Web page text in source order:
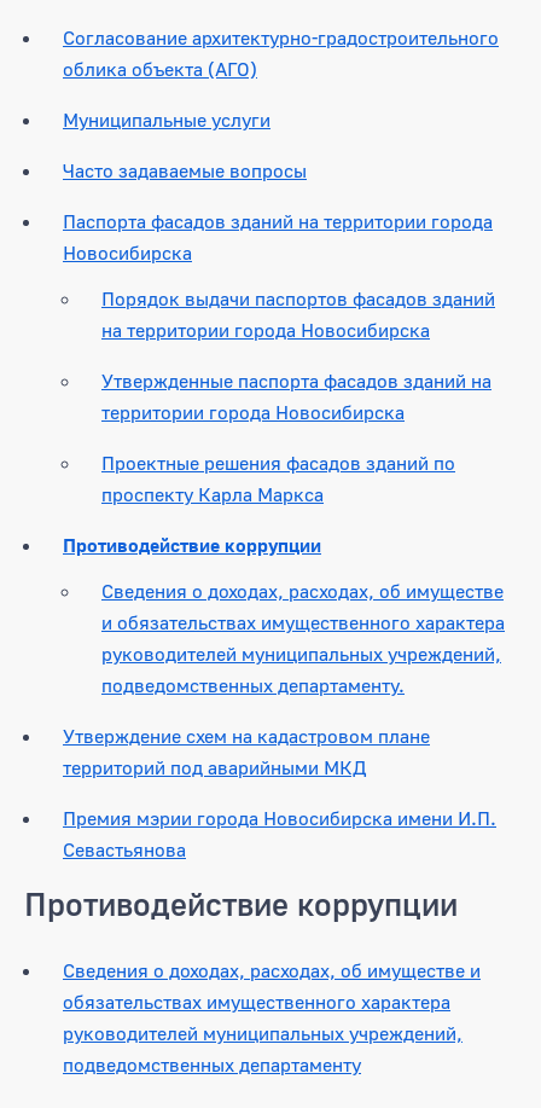
Согласование архитектурно-градостроительного
облика объекта (АГО)
Муниципальные услуги
Часто задаваемые вопросы
Паспорта фасадов зданий на территории города
Новосибирска
Порядок выдачи паспортов фасадов зданий
на территории города Новосибирска
Утвержденные паспорта фасадов зданий на
территории города Новосибирска
Проектные решения фасадов зданий по
проспекту Карла Маркса
Противодействие коррупции
Сведения о доходах, расходах, об имуществе
и обязательствах имущественного характера
руководителей муниципальных учреждений,
подведомственных департаменту.
Утверждение схем на кадастровом плане
территорий под аварийными МКД
Премия мэрии города Новосибирска имени И.П.
Севастьянова
Противодействие коррупции
Сведения о доходах, расходах, об имуществе и
обязательствах имущественного характера
руководителей муниципальных учреждений,
подведомственных департаменту